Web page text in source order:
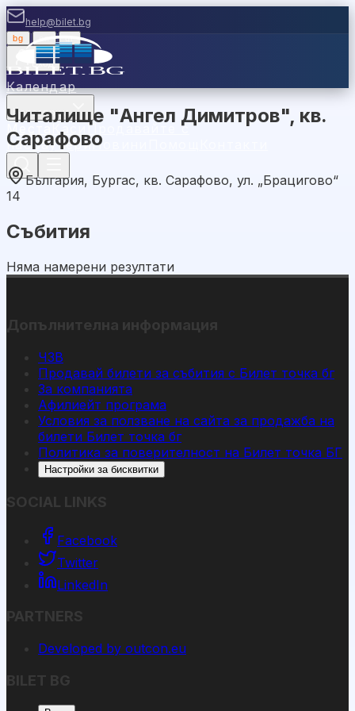
help@bilet.bg
bg |
Вход
Календар
Категории
Места Каси
Продавайте с
нас ВаучериНовини
Читалище "Ангел Димитров", кв.
Сарафово
България, Бургас, кв. Сарафово, ул. „Брацигово“
14
Събития
Няма намерени резултати
Допълнителна информация
ЧЗВ
Продавай билети за събития с Билет точка бг
За компанията
Афилиейт програма
Условия за ползване на сайта за продажба на
билети Билет точка бг
Политика за поверителност на Билет точка БГ
Настройки за бисквитки
SOCIAL LINKS
Facebook
Twitter
LinkedIn
PARTNERS
Developed by outcon.eu
BILET BG